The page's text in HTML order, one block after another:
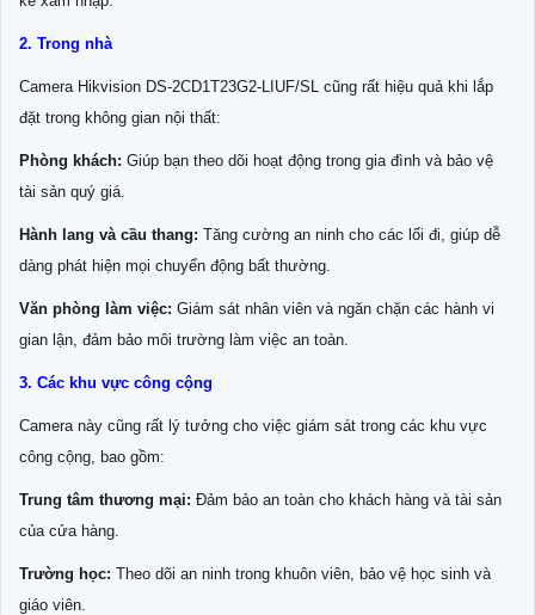
2. Trong nhà
Camera Hikvision DS-2CD1T23G2-LIUF/SL cũng rất hiệu quả khi lắp
đặt trong không gian nội thất:
Phòng khách: Giúp bạn theo dõi hoạt động trong gia đình và bảo vệ
tài sản quý giá.
Hành lang và cầu thang: Tăng cường an ninh cho các lối đi, giúp dễ
dàng phát hiện mọi chuyển động bất thường.
Văn phòng làm việc: Giám sát nhân viên và ngăn chặn các hành vi
gian lận, đảm bảo môi trường làm việc an toàn.
3. Các khu vực công cộng
Camera này cũng rất lý tưởng cho việc giám sát trong các khu vực
công cộng, bao gồm:
Trung tâm thương mại: Đảm bảo an toàn cho khách hàng và tài sản
của cửa hàng.
Trường học: Theo dõi an ninh trong khuôn viên, bảo vệ học sinh và
giáo viên.